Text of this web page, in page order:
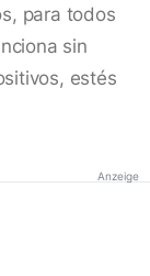
para todos
sin
estés
Anzeige